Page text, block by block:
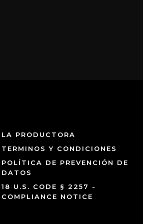
LA PRODUCTORA
TERMINOS Y CONDICIONES
POLÍTICA DE PREVENCIÓN DE
DATOS
18 U.S. CODE § 2257 -
COMPLIANCE NOTICE